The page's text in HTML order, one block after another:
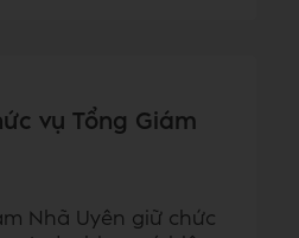
vụ Tổng Giám
Nhã Uyên giữ chức